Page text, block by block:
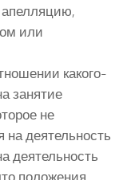
апелляцию,
или
какого-
занятие
не
на деятельность
деятельность